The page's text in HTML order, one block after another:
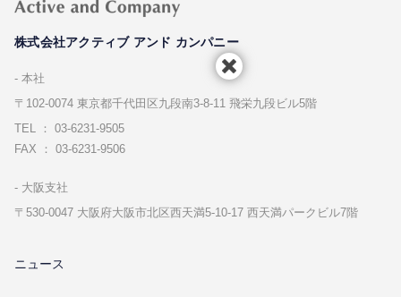
株式会社アクティブ アンド カンパニー
本社
〒102-0074 東京都千代⽥区九段南3-8-11 飛栄九段ビル5階
TEL ： 03-6231-9505
FAX ： 03-6231-9506
⼤阪⽀社
〒530-0047 ⼤阪府⼤阪市北区⻄天満5-10-17 ⻄天満パークビル7階
ニュース